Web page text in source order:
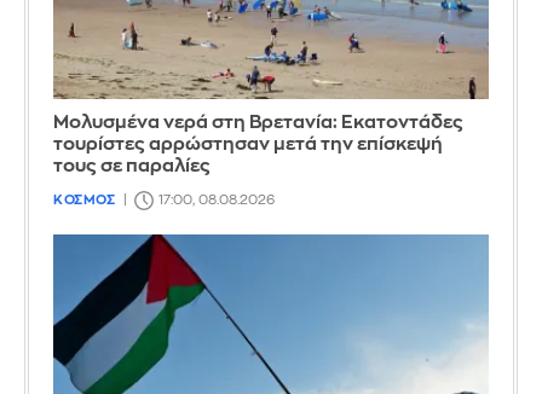
Μολυσμένα νερά στη Βρετανία: Εκατοντάδες
τουρίστες αρρώστησαν μετά την επίσκεψή
τους σε παραλίες
ΚΟΣΜΟΣ 17:00, 08.08.2026